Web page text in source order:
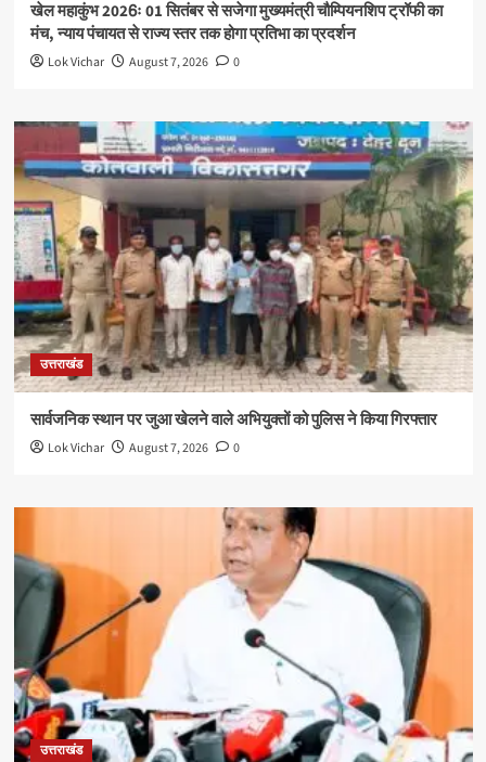
खेल महाकुंभ 2026ः 01 सितंबर से सजेगा मुख्यमंत्री चौम्पियनशिप ट्रॉफी का
मंच, न्याय पंचायत से राज्य स्तर तक होगा प्रतिभा का प्रदर्शन
Lok Vichar August 7, 2026 0
उत्तराखंड
सार्वजनिक स्थान पर जुआ खेलने वाले अभियुक्तों को पुलिस ने किया गिरफ्तार
Lok Vichar August 7, 2026 0
उत्तराखंड